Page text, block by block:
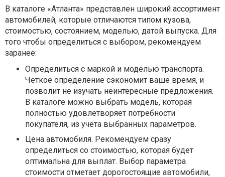
В каталоге «Атланта» представлен широкий ассортимент
автомобилей, которые отличаются типом кузова,
стоимостью, состоянием, моделью, датой выпуска. Для
того чтобы определиться с выбором, рекомендуем
заранее:
Определиться с маркой и моделью транспорта.
Четкое определение сэкономит ваше время, и
позволит не изучать неинтересные предложения.
В каталоге можно выбрать модель, которая
полностью удовлетворяет потребности
покупателя, из учета выбранных параметров.
Цена автомобиля. Рекомендуем сразу
определиться со стоимостью, которая будет
оптимальна для выплат. Выбор параметра
стоимости отметает дорогостоящие автомобили,